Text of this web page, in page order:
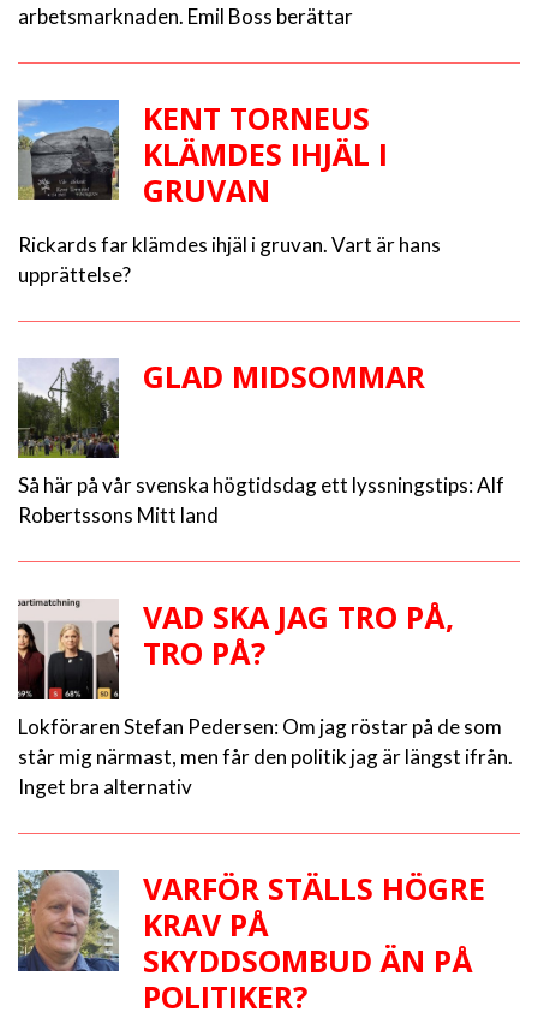
arbetsmarknaden. Emil Boss berättar
KENT TORNEUS
KLÄMDES IHJÄL I
GRUVAN
Rickards far klämdes ihjäl i gruvan. Vart är hans
upprättelse?
GLAD MIDSOMMAR
Så här på vår svenska högtidsdag ett lyssningstips: Alf
Robertssons Mitt land
VAD SKA JAG TRO PÅ,
TRO PÅ?
Lokföraren Stefan Pedersen: Om jag röstar på de som
står mig närmast, men får den politik jag är längst ifrån.
Inget bra alternativ
VARFÖR STÄLLS HÖGRE
KRAV PÅ
SKYDDSOMBUD ÄN PÅ
POLITIKER?